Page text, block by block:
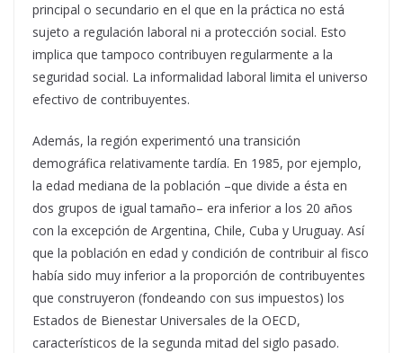
principal o secundario en el que en la práctica no está
sujeto a regulación laboral ni a protección social. Esto
implica que tampoco contribuyen regularmente a la
seguridad social. La informalidad laboral limita el universo
efectivo de contribuyentes.
Además, la región experimentó una transición
demográfica relativamente tardía. En 1985, por ejemplo,
la edad mediana de la población –que divide a ésta en
dos grupos de igual tamaño– era inferior a los 20 años
con la excepción de Argentina, Chile, Cuba y Uruguay. Así
que la población en edad y condición de contribuir al fisco
había sido muy inferior a la proporción de contribuyentes
que construyeron (fondeando con sus impuestos) los
Estados de Bienestar Universales de la OECD,
característicos de la segunda mitad del siglo pasado.